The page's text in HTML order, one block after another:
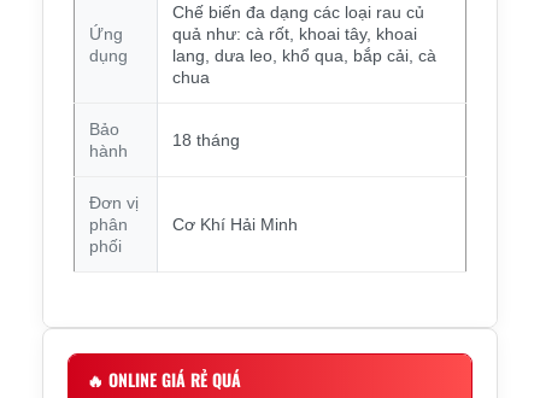
Ứng
dụng
Chế biến đa dạng các loại rau củ
quả như: cà rốt, khoai tây, khoai
lang, dưa leo, khổ qua, bắp cải, cà
chua
Bảo
hành
18 tháng
Đơn vị
phân
phối
Cơ Khí Hải Minh
🔥 ONLINE GIÁ RẺ QUÁ